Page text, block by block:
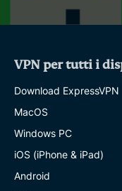
VPN per tutti i
Download ExpressVPN
MacOS
Windows PC
iOS (iPhone & iPad)
Android